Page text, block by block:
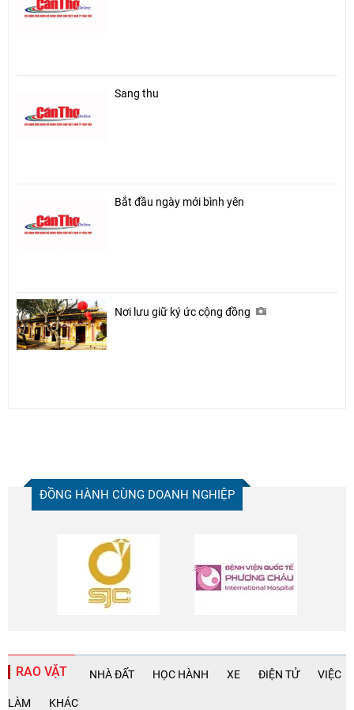
Sang thu
Bắt đầu ngày mới bình yên
Nơi lưu giữ ký ức cộng đồng
ĐỒNG HÀNH CÙNG DOANH NGHIỆP
RAO VẶT NHÀ ĐẤT HỌC HÀNH XE ĐIỆN TỬ VIỆC
LÀM KHÁC